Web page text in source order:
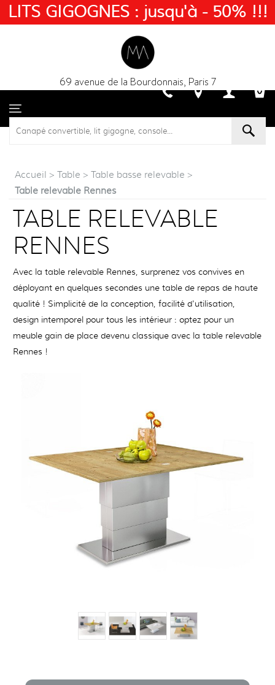
69 avenue de la Bourdonnais, Paris 7
Accueil > Table > Table basse relevable >
Table relevable Rennes
TABLE RELEVABLE
RENNES
Avec la table relevable Rennes, surprenez vos convives en
déployant en quelques secondes une table de repas de haute
qualité ! Simplicité de la conception, facilité d'utilisation,
design intemporel pour tous les intérieur : optez pour un
meuble gain de place devenu classique avec la table relevable
Rennes !
LITS GIGOGNES : jusqu'à - 50% !!!